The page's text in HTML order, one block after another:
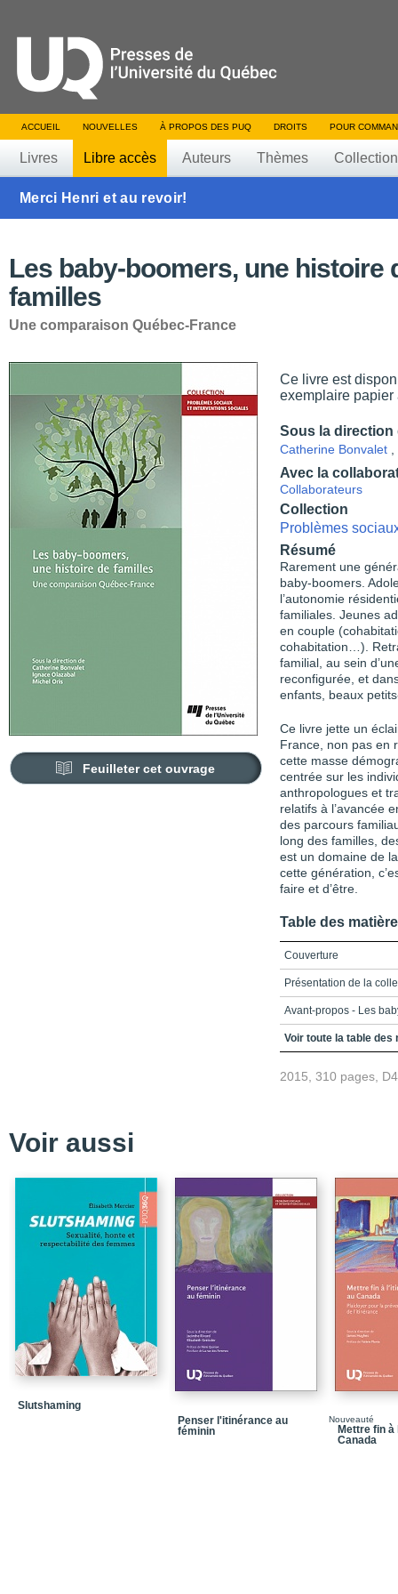
ACCUEIL NOUVELLES À PROPOS DES PUQ DROITS POUR
Livres Libre accès Auteurs Thèmes
Merci Henri et au revoir!
Les baby-boomers, une histoire
familles
Une comparaison Québec-France
Feuilleter cet ouvrage
Ce livre est
exemplaire papier
Sous la direction
Catherine Bonvalet
Avec la
Collaborateurs
Collection
Problèmes
Résumé
Rarement une
baby-boomers.
l’autonomie
familiales. Jeunes
en couple
cohabitation…).
familial, au sein
reconfigurée, et
enfants, beaux
Ce livre jette un
France, non pas en
cette masse
centrée sur les
anthropologues et
relatifs à l’avancée
des parcours
long des familles,
est un domaine de
cette génération,
faire et d’être.
Table des
Couverture
Présentation de la
Avant-propos - Les
Table des matières
Conclusion
Bibliographie
Chapitre 2 - Les
Bibliographie
Chapitre 3 - Le baby-
division sociale du
Bibliographie
Voir toute la table des
2015, 310 pages,
Voir aussi
Slutshaming
Penser l'itinérance au
féminin
Nouveauté
Mettre fin
Canada